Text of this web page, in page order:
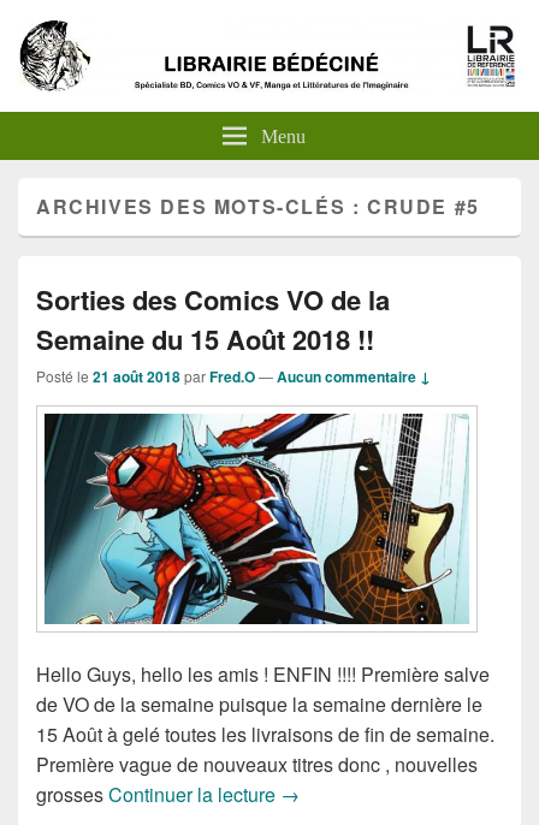
Menu
ARCHIVES DES MOTS-CLÉS :CRUDE #5
Sorties des Comics VO de la
Semaine du 15 Août 2018 !!
Posté le 21 août 2018parFred.O—Aucun commentaire ↓
Hello Guys, hello les amis ! ENFIN !!!! Première salve
de VO de la semaine puisque la semaine dernière le
15 Août à gelé toutes les livraisons de fin de semaine.
Première vague de nouveaux titres donc , nouvelles
grossesContinuer la lecture Sorties des Comics VO de la
→